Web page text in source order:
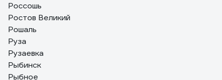
Россошь
Ростов Великий
Рошаль
Руза
Рузаевка
Рыбинск
Рыбное